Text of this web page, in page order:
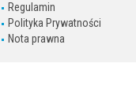
Regulamin
Polityka Prywatności
Nota prawna